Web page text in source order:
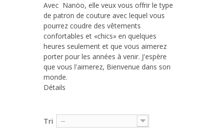
Avec  Nanöo, elle veux vous offrir le type
de patron de couture avec lequel vous
pourrez coudre des vêtements
confortables et «chics» en quelques
heures seulement et que vous aimerez
porter pour les années à venir. J'espère
que vous l'aimerez, Bienvenue dans son
monde.
Détails
Tri --